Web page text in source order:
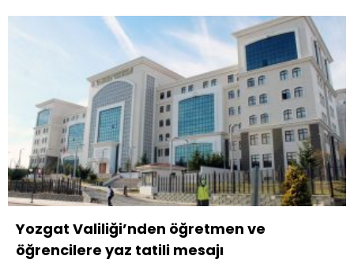
Yozgat Valiliği’nden öğretmen ve
öğrencilere yaz tatili mesajı